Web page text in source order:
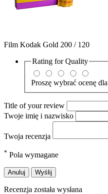
Film Kodak Gold 200 / 120
Rating forQuality
Proszę wybrać ocenę
Title of your review
Twoje imię i nazwisko
Twoja recenzja
* Pola wymagane
Anuluj Wyślij
Recenzja została wysłana